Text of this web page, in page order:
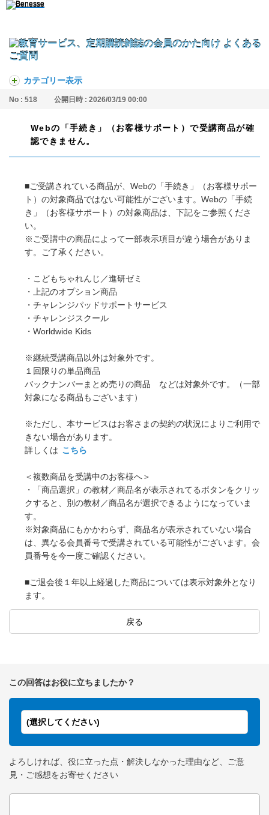
カテゴリー表示
No : 518 公開日時 : 2026/03/19 00:00
Webの「手続き」（お客様サポート）で受講商品が確
認できません。
■ご受講されている商品が、Webの「手続き」（お客様サポー
ト）の対象商品ではない可能性がございます。Webの「手続
き」（お客様サポート）の対象商品は、下記をご参照くださ
い。
※ご受講中の商品によって一部表示項目が違う場合がありま
す。ご了承ください。
・こどもちゃれんじ／進研ゼミ
・上記のオプション商品
・チャレンジパッドサポートサービス
・チャレンジスクール
・Worldwide Kids
※継続受講商品以外は対象外です。
１回限りの単品商品
バックナンバーまとめ売りの商品 などは対象外です。（一部
対象になる商品もございます）
※ただし、本サービスはお客さまの契約の状況によりご利用で
きない場合があります。
詳しくは こちら
＜複数商品を受講中のお客様へ＞
・「商品選択」の教材／商品名が表示されてるボタンをクリッ
クすると、別の教材／商品名が選択できるようになっていま
す。
※対象商品にもかかわらず、商品名が表示されていない場合
は、異なる会員番号で受講されている可能性がございます。会
員番号を今一度ご確認ください。
■ご退会後１年以上経過した商品については表示対象外となり
ます。
戻る
この回答はお役に立ちましたか？
(選択してください)
よろしければ、役に立った点・解決しなかった理由など、ご意
見・ご感想をお寄せください